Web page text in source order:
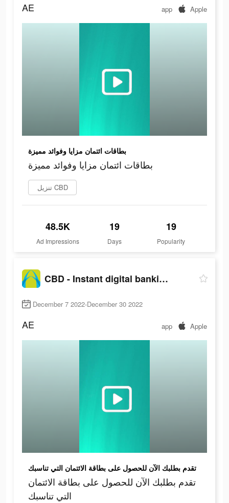
AE app Apple
بطاقات ائتمان مزايا وفوائد مميزة
بطاقات ائتمان مزايا وفوائد مميزة
تنزيل CBD
48.5K
Ad Impressions
19
Days
19
Popularity
CBD - Instant digital banking
December 7 2022-December 30 2022
AE app Apple
تقدم بطلبك الآن للحصول على بطاقة الائتمان التي تناسبك
تقدم بطلبك الآن للحصول على بطاقة الائتمان
التي تناسبك